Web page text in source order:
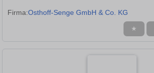
Firma:Osthoff-Senge GmbH & Co. KG
★